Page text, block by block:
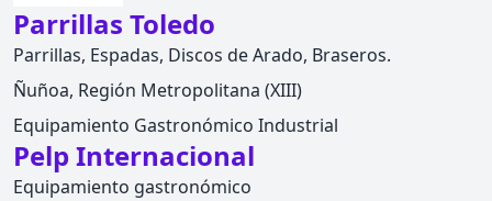
Parrillas Toledo
Parrillas, Espadas, Discos de Arado, Braseros.
Ñuñoa, Región Metropolitana (XIII)
Equipamiento Gastronómico Industrial
Pelp Internacional
Equipamiento gastronómico